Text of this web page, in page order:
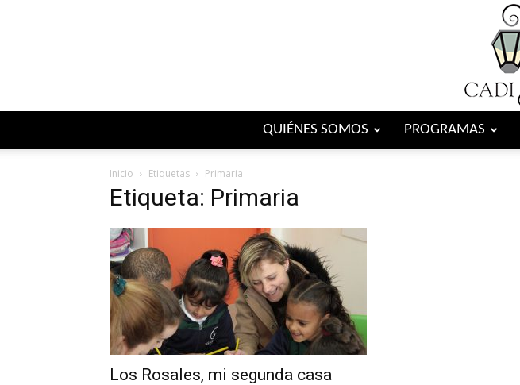
QUIÉNES SOMOS PROGRAMAS
Inicio Etiquetas Primaria
Etiqueta: Primaria
Los Rosales, mi segunda casa